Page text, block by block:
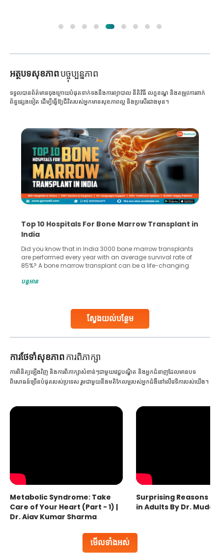
អត្ថបទសុខភាពបច្ចុប្បន្នភាព
ស្វែងយល់បន្ថែម
ទទួលបានព័ត៌មានចុងក្រោយបំផុតទាក់ទងនឹងការព្យាបាល នីតិវិធី លក្ខខណ្ឌ និងតម្រូវការពាក់
ព័ន្ធផ្សេងទៀត ដើម្បីធ្វើឱ្យជីវិតរបស់អ្នកមានសុខភាពល្អ និងប្រសើរជាងមុន។
Top 10 Hospitals For Bone Marrow Transplant in
India
Did you know that in India 3000 bone marrow transplants
are performed every year with an average survival rate of
85%? A bone marrow transplant can be a life-changing
make all the difference. India has some of the world’s
បន្តអាន
ការ​ថែទាំ​សុខភាពការពិភាក្សា
មើលទាំងអស់
ការពិនិត្យឡើងវិញ និងការពិភាក្សាសំខាន់ៗជាមួយវេជ្ជបណ្ឌិត និងអ្នកជំនាញដែលមានបទ
ពិសោធន៍ច្រើនបំផុតរបស់ប្រទេស រួមជាមួយនឹងមតិកែលម្អរបស់អ្នកជំងឺនៅលើវេទិការបស់យើង។
Metabolic Syndrome: Take
Care of Your Heart (Part - 1) |
Dr. Ajay Kumar Sharma
Surprising Reasons
in Adults By Dr.